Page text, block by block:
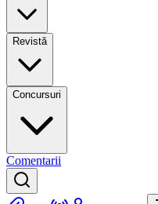
Revistă
Concursuri
Comentarii